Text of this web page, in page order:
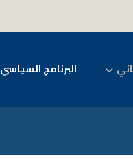
البرنامج السياسي